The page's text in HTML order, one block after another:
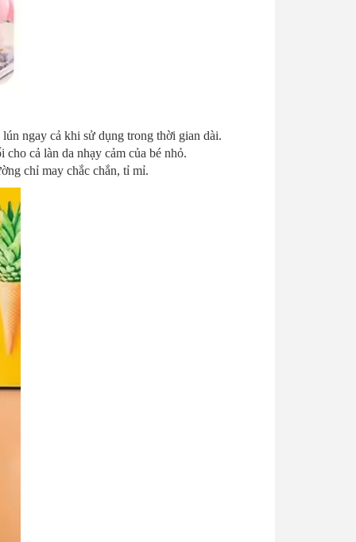
ngay cả khi sử dụng trong thời gian dài.
cả làn da nhạy cảm của bé nhỏ.
chỉ may chắc chắn, tỉ mỉ.